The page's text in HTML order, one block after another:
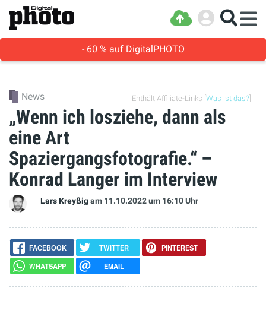
- 60 % auf DigitalPHOTO
Enthält Affiliate-Links [ Was ist das?
News
„Wenn ich losziehe, dann als
eine Art
Spaziergangsfotografie.“ –
Konrad Langer im Interview
Lars Kreyßigam 11.10.2022um 16:10 Uhr
FACEBOOK TWITTER
PINTEREST
WHATSAPP
EMAIL